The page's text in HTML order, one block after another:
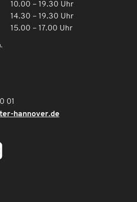
10.00 – 19.30 Uhr
14.30 – 19.30 Uhr
15.00 – 17.00 Uhr
01
hannover.de